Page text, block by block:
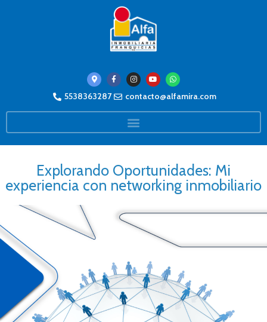
5538363287 contacto@alfamira.com
Explorando Oportunidades: Mi
experiencia con networking inmobiliario